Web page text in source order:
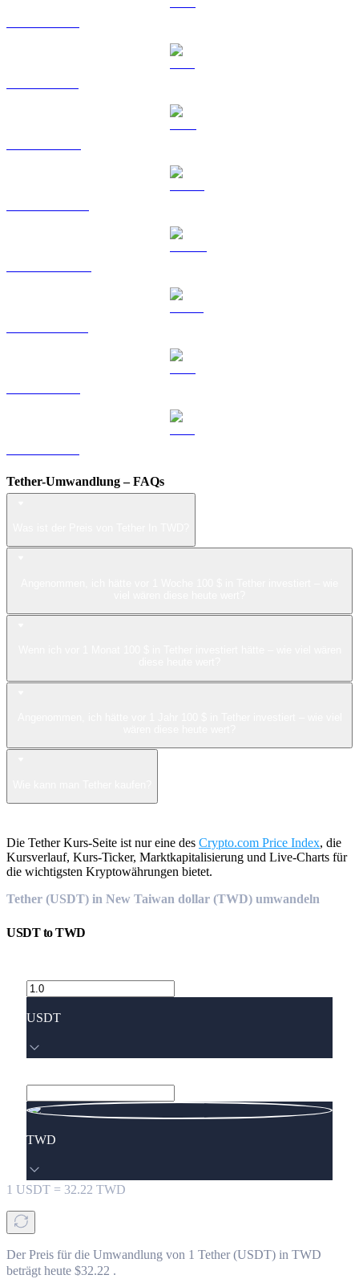
Tether-Umwandlung – FAQs
Die Tether Kurs-Seite ist nur eine des Crypto.com Price Index, die
Kursverlauf, Kurs-Ticker, Marktkapitalisierung und Live-Charts für
die wichtigsten Kryptowährungen bietet.
Tether (USDT) in New Taiwan dollar (TWD) umwandeln
USDTtoTWD
USDT
TWD
1 USDT = 32.22 TWD
Der Preis für die Umwandlung von 1 Tether (USDT) in TWD
beträgt heute $32.22 .